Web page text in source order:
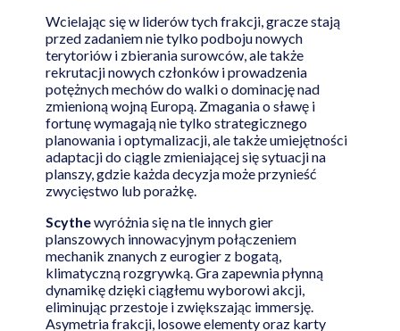
Wcielając się w liderów tych frakcji, gracze stają
przed zadaniem nie tylko podboju nowych
terytoriów i zbierania surowców, ale także
rekrutacji nowych członków i prowadzenia
potężnych mechów do walki o dominację nad
zmienioną wojną Europą. Zmagania o sławę i
fortunę wymagają nie tylko strategicznego
planowania i optymalizacji, ale także umiejętności
adaptacji do ciągle zmieniającej się sytuacji na
planszy, gdzie każda decyzja może przynieść
zwycięstwo lub porażkę.
Scythewyróżnia się na tle innych gier
planszowych innowacyjnym połączeniem
mechanik znanych z eurogier z bogatą,
klimatyczną rozgrywką. Gra zapewnia płynną
dynamikę dzięki ciągłemu wyborowi akcji,
eliminując przestoje i zwiększając immersję.
Asymetria frakcji, losowe elementy oraz karty